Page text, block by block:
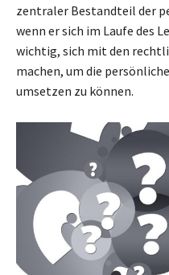
zentraler Bestandteil der
wenn er sich im Laufe des
wichtig, sich mit den
machen, um die
umsetzen zu können.